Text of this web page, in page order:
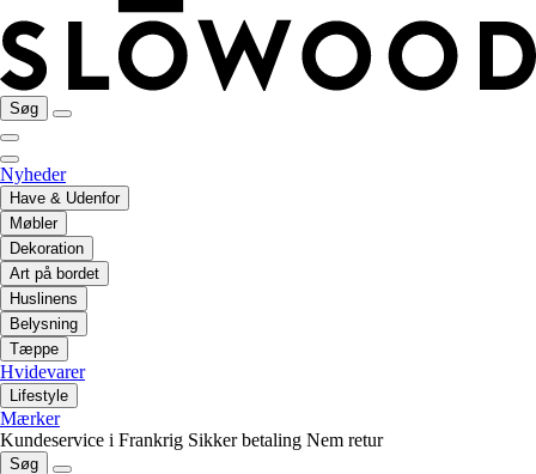
Søg
Nyheder
Have & Udenfor
Møbler
Dekoration
Art på bordet
Huslinens
Belysning
Tæppe
Hvidevarer
Lifestyle
Mærker
Kundeservice i Frankrig Sikker betaling Nem retur
Søg